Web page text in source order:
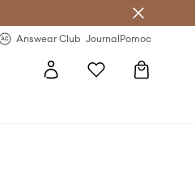
Answear Club JournalPomoc